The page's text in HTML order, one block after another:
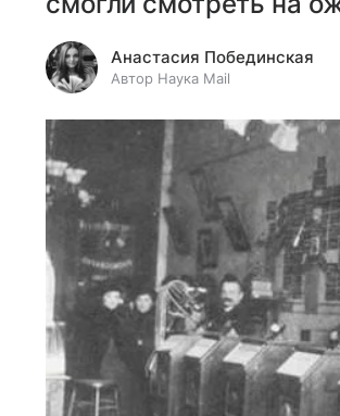
Анастасия Побединская
Автор Наука Mail